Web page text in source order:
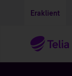
Eraklient